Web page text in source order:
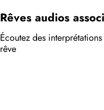
Rêves audios
Écoutez des
rêve